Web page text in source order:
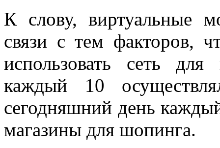
К слову, виртуальные
связи с тем факторов,
использовать сеть
каждый 10
сегодняшний день
магазины для шопинга.